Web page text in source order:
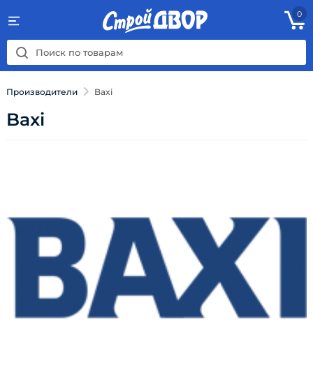
0
Производители Baxi
Baxi